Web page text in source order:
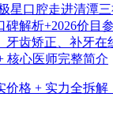
星口腔走进清潭
解析+2026价目
齿矫正、补牙在
核心医师完整简介
格 + 实力全拆解